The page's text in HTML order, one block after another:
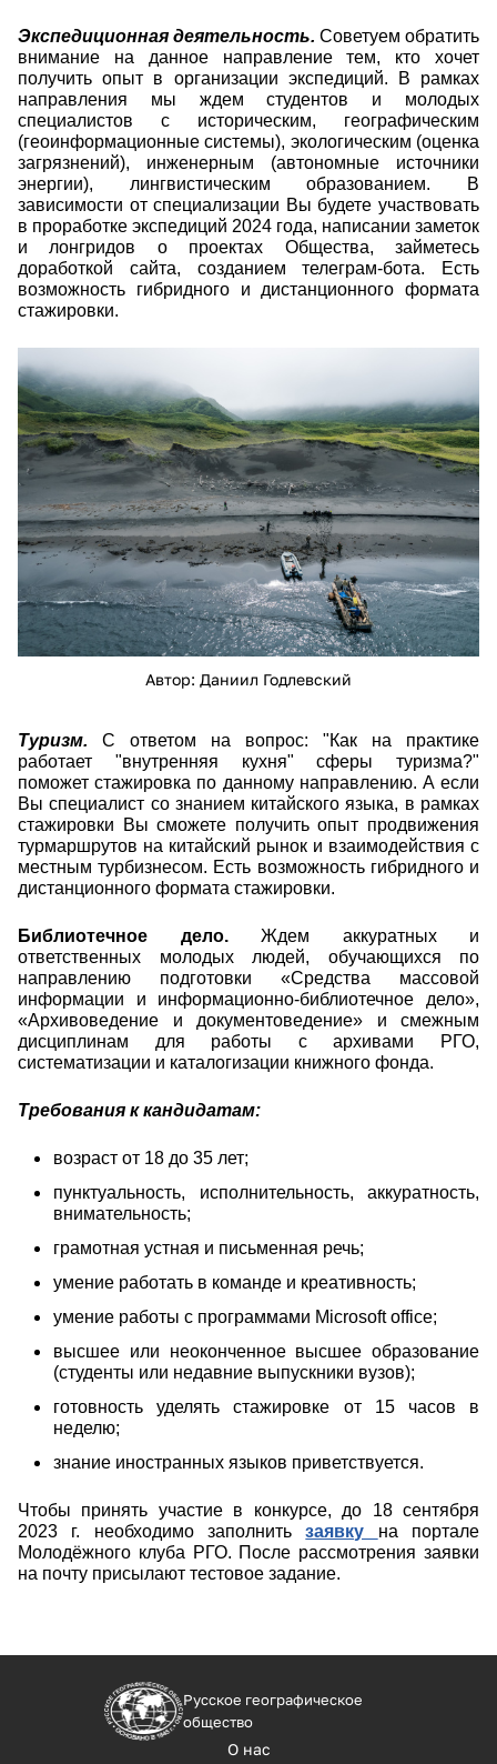
Экспедиционная деятельность. Советуем обратить
внимание на данное направление тем, кто хочет
получить опыт в организации экспедиций. В рамках
направления мы ждем студентов и молодых
специалистов с историческим, географическим
(геоинформационные системы), экологическим (оценка
загрязнений), инженерным (автономные источники
энергии), лингвистическим образованием. В
зависимости от специализации Вы будете участвовать
в проработке экспедиций 2024 года, написании заметок
и лонгридов о проектах Общества, займетесь
доработкой сайта, созданием телеграм-бота. Есть
возможность гибридного и дистанционного формата
стажировки.
03393f97f16928a5d8ef2de08271924b.jpeg
Автор: Даниил Годлевский
Туризм. С ответом на вопрос: "Как на практике
работает "внутренняя кухня" сферы туризма?"
поможет стажировка по данному направлению. А если
Вы специалист со знанием китайского языка, в рамках
стажировки Вы сможете получить опыт продвижения
турмаршрутов на китайский рынок и взаимодействия с
местным турбизнесом. Есть возможность гибридного и
дистанционного формата стажировки.
Библиотечное дело.Ждем аккуратных и
ответственных молодых людей, обучающихся по
направлению подготовки «Средства массовой
информации и информационно-библиотечное дело»,
«Архивоведение и документоведение» и смежным
дисциплинам для работы с архивами РГО,
систематизации и каталогизации книжного фонда.
Требования к кандидатам:
возраст от 18 до 35 лет;
пунктуальность, исполнительность, аккуратность,
внимательность;
грамотная устная и письменная речь;
умение работать в команде и креативность;
умение работы с программами Microsoft office;
высшее или неоконченное высшее образование
(студенты или недавние выпускники вузов);
готовность уделять стажировке от 15 часов в
неделю;
знание иностранных языков приветствуется.
Чтобы принять участие в конкурсе, до 18 сентября
2023 г. необходимо заполнитьзаявку на портале
Молодёжного клуба РГО. После рассмотрения заявки
на почту присылают тестовое задание.
Русское географическое
общество
О нас